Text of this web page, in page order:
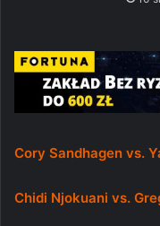
Cory Sandhagen vs.
Chidi Njokuani vs.